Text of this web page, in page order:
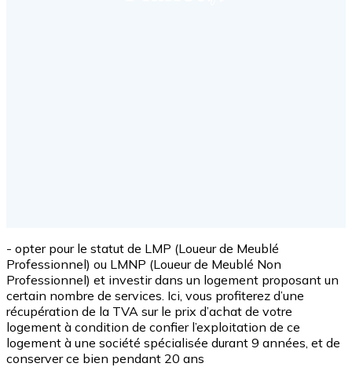
- opter pour le statut de LMP (Loueur de Meublé
Professionnel) ou LMNP (Loueur de Meublé Non
Professionnel) et investir dans un logement proposant un
certain nombre de services. Ici, vous profiterez d’une
récupération de la TVA sur le prix d’achat de votre
logement à condition de confier l’exploitation de ce
logement à une société spécialisée durant 9 années, et de
conserver ce bien pendant 20 ans